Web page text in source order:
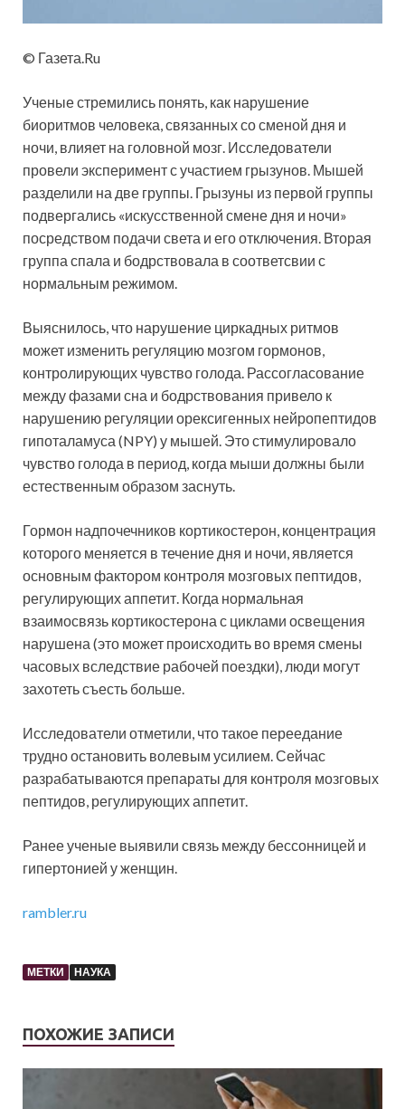
© Газета.Ru
Ученые стремились понять, как нарушение
биоритмов человека, связанных со сменой дня и
ночи, влияет на головной мозг. Исследователи
провели эксперимент с участием грызунов. Мышей
разделили на две группы. Грызуны из первой группы
подвергались «искусственной смене дня и ночи»
посредством подачи света и его отключения. Вторая
группа спала и бодрствовала в соответсвии с
нормальным режимом.
Выяснилось, что нарушение циркадных ритмов
может изменить регуляцию мозгом гормонов,
контролирующих чувство голода. Рассогласование
между фазами сна и бодрствования привело к
нарушению регуляции орексигенных нейропептидов
гипоталамуса (NPY) у мышей. Это стимулировало
чувство голода в период, когда мыши должны были
естественным образом заснуть.
Гормон надпочечников кортикостерон, концентрация
которого меняется в течение дня и ночи, является
основным фактором контроля мозговых пептидов,
регулирующих аппетит. Когда нормальная
взаимосвязь кортикостерона с циклами освещения
нарушена (это может происходить во время смены
часовых вследствие рабочей поездки), люди могут
захотеть съесть больше.
Исследователи отметили, что такое переедание
трудно остановить волевым усилием. Сейчас
разрабатываются препараты для контроля мозговых
пептидов, регулирующих аппетит.
Ранее ученые выявили связь между бессонницей и
гипертонией у женщин.
rambler.ru
МЕТКИ НАУКА
ПОХОЖИЕ ЗАПИСИ